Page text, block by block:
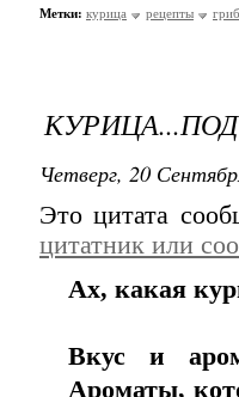
Метки: курица рецепты
Четверг, 20
Это цитата
цитатник или
Ах, какая
Вкус и
Ароматы,